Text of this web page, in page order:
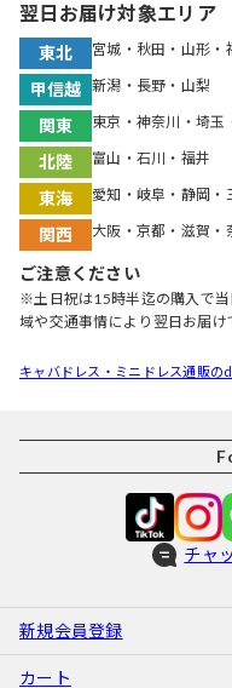
翌日お届け対象エリア
東北 宮城・秋田・山形・
甲信越 新潟・長野・山梨
関東 東京・神奈川・埼玉
北陸 富山・石川・福井
東海 愛知・岐阜・静岡・
関西 大阪・京都・滋賀・
ご注意ください
※土日祝は15時半迄の購入で
域や交通事情により翌日お届け
キャバドレス・ミニドレス通販
チャ
新規会員登録
カート